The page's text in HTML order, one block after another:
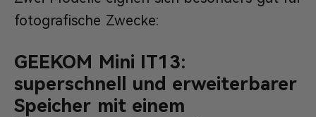
fotografische Zwecke:
GEEKOM Mini IT13:
superschnell und erweiterbarer
Speicher mit einem